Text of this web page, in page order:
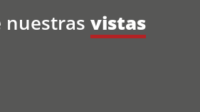
nuestras vistas